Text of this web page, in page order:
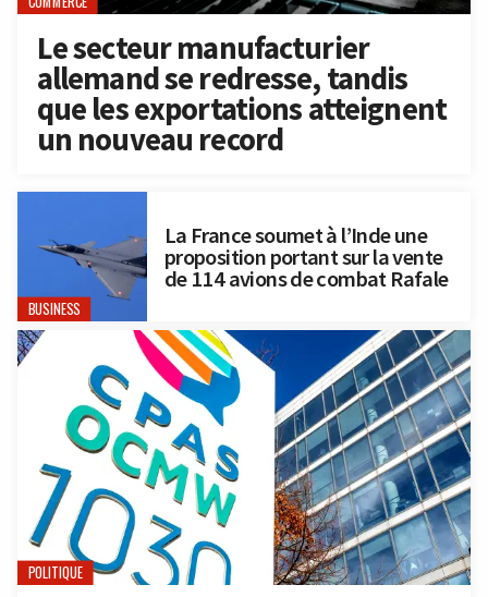
Le secteur manufacturier
allemand se redresse, tandis
que les exportations atteignent
un nouveau record
BUSINESS
La France soumet à l’Inde une
proposition portant sur la vente
de 114 avions de combat Rafale
POLITIQUE